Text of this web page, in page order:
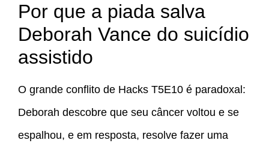
Por que a piada salva
Deborah Vance do suicídio
assistido
O grande conflito de Hacks T5E10 é paradoxal:
Deborah descobre que seu câncer voltou e se
espalhou, e em resposta, resolve fazer uma